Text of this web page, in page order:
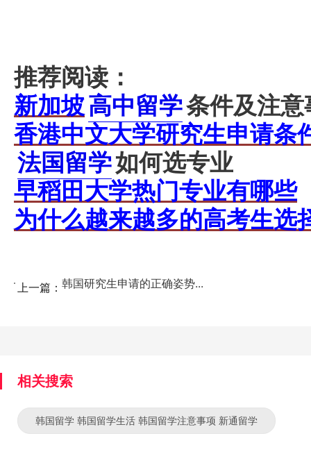
推荐阅读：
新加坡高中留学条件及注意
香港中文大学研究生申请条
法国留学如何选专业
早稻田大学热门专业有哪些
为什么越来越多的高考生选
上一篇： 韩国研究生申请的正确姿势...
相关搜索
韩国留学 韩国留学生活 韩国留学注意事项 新通留学